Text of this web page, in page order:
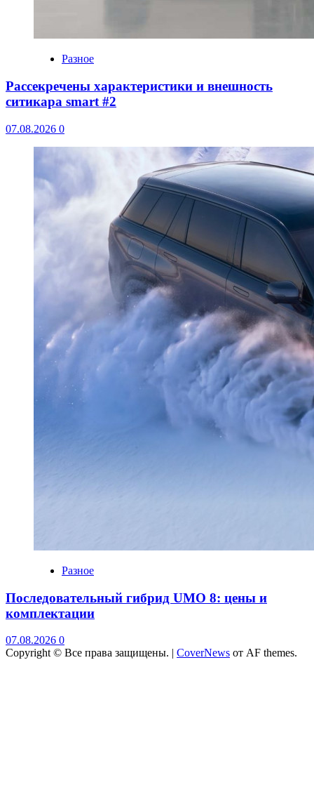
Разное
Рассекречены характеристики и внешность
ситикара smart #2
07.08.2026 0
Разное
Последовательный гибрид UMO 8: цены и
комплектации
07.08.2026 0
Copyright © Все права защищены. | CoverNews от AF themes.